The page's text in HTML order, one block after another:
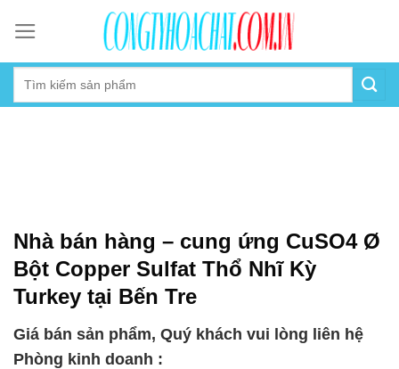
content
Nhà bán hàng – cung ứng CuSO4 Ø
Bột Copper Sulfat Thổ Nhĩ Kỳ
Turkey tại Bến Tre
Giá bán sản phẩm, Quý khách vui lòng liên hệ
Phòng kinh doanh :